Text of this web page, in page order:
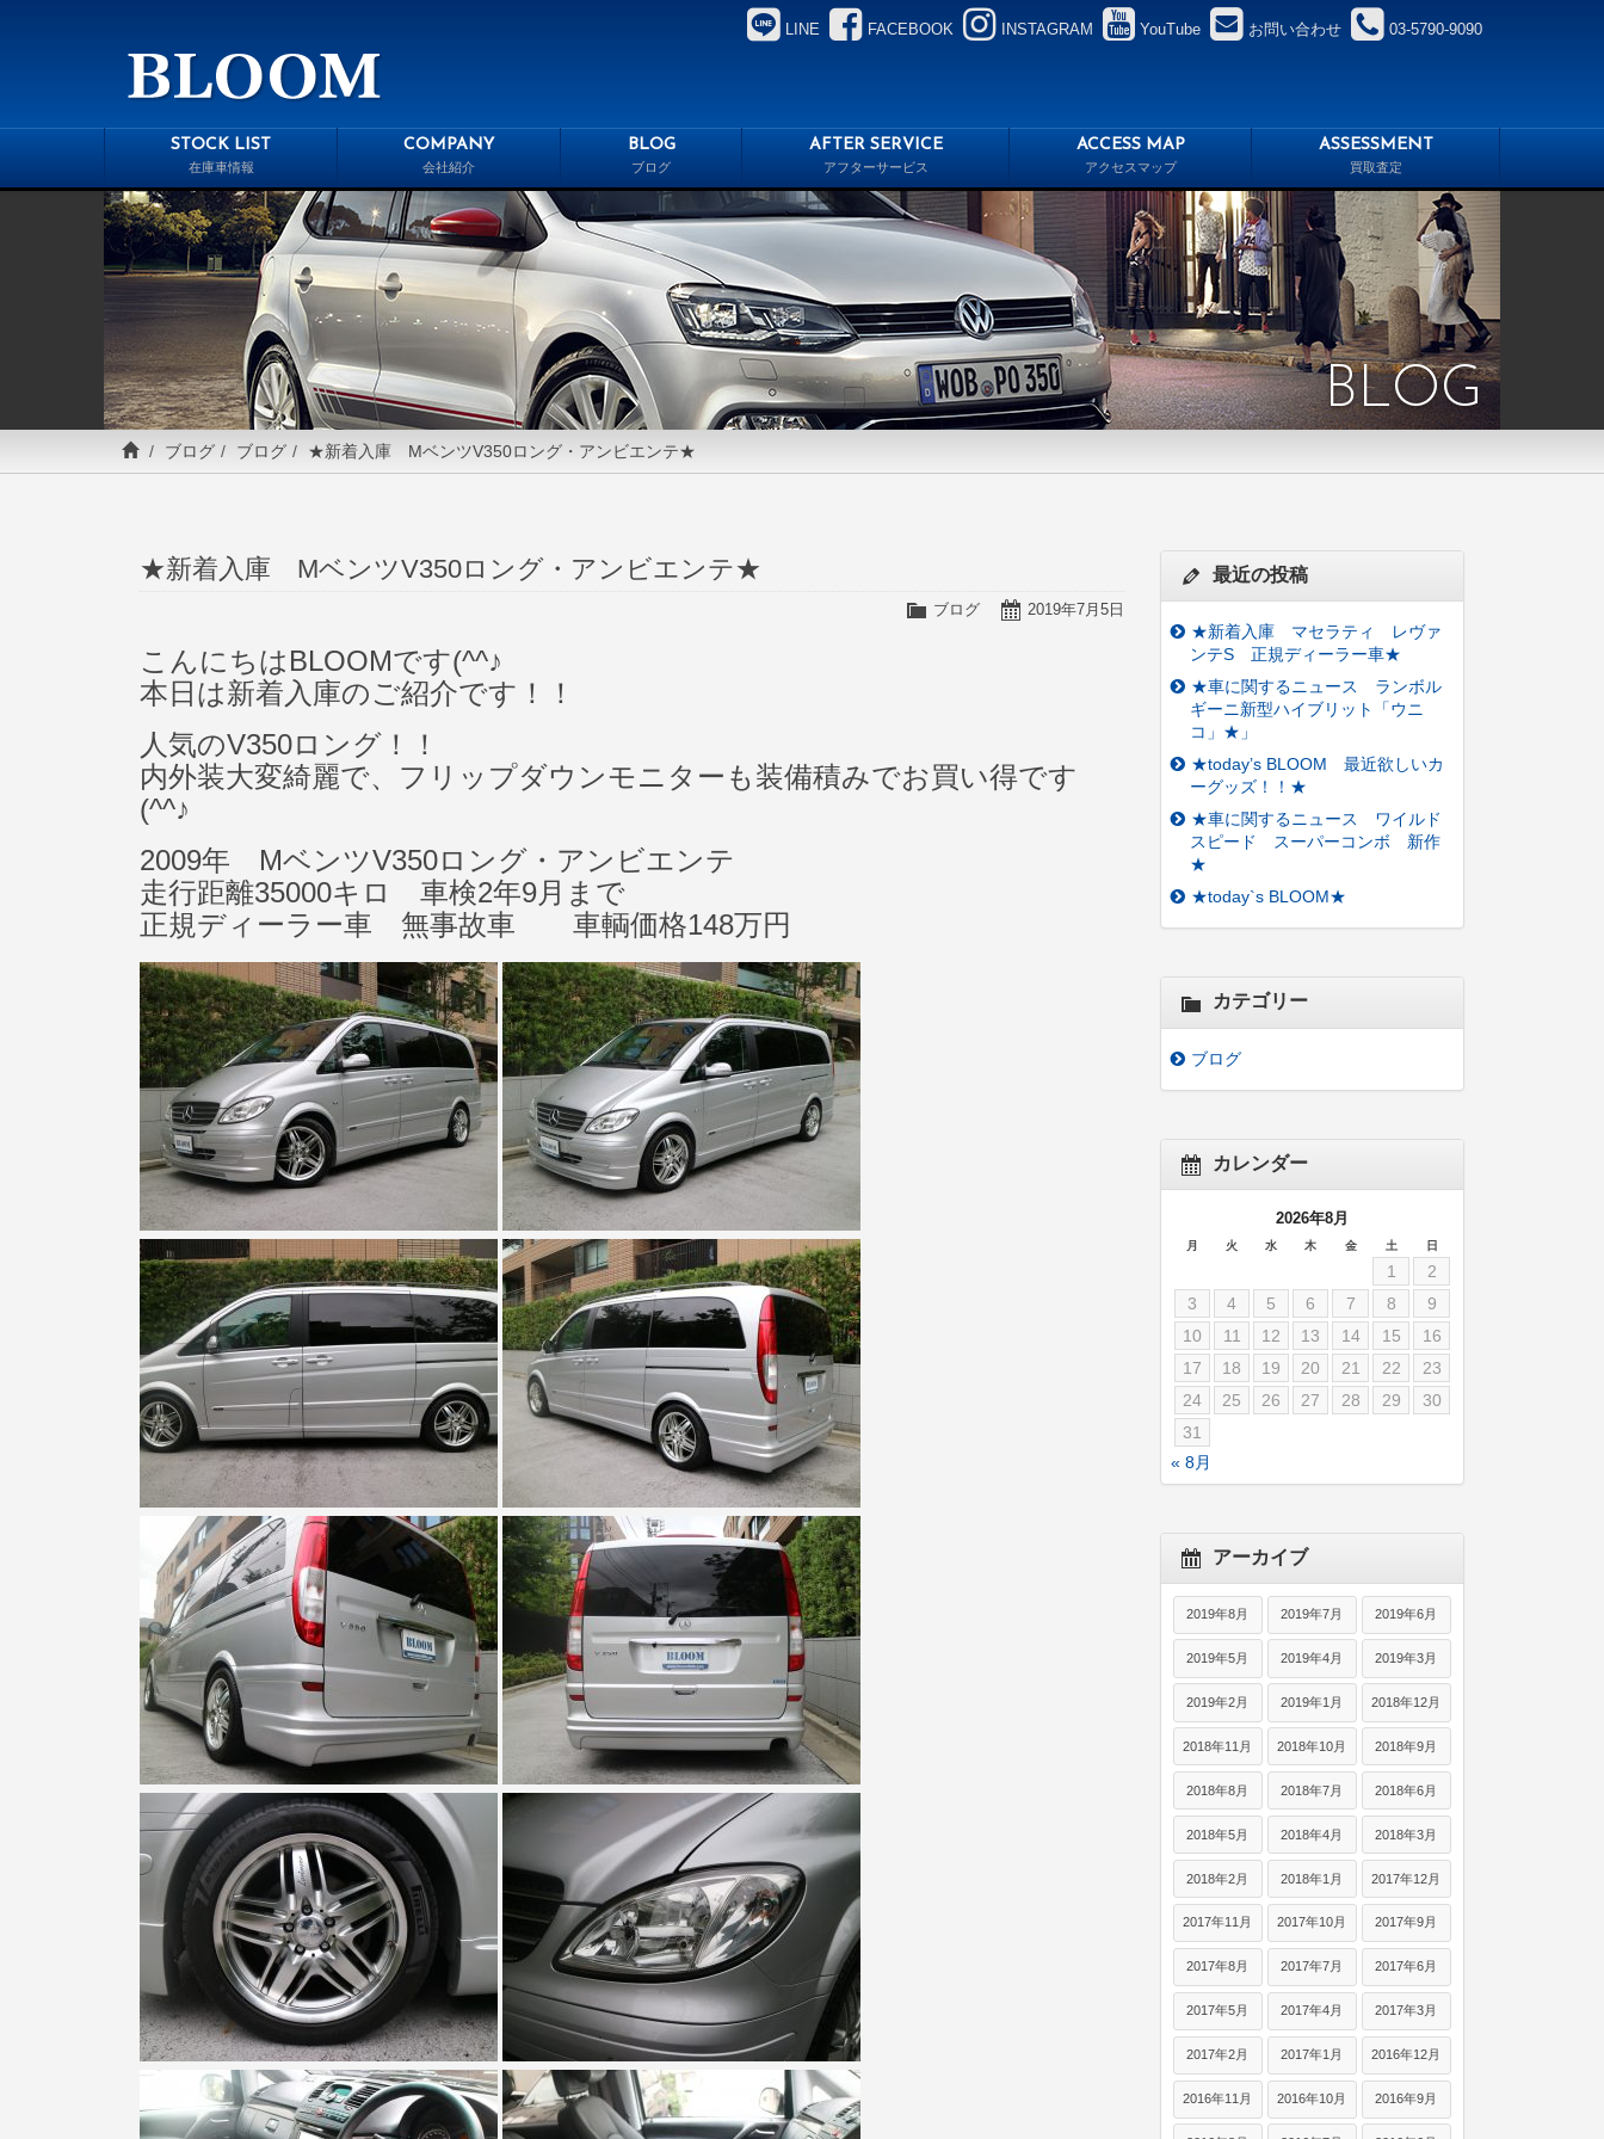
LINE FACEBOOK INSTAGRAM YouTube お問い合わせ 03-5790-9090
STOCK LIST
在庫車情報
COMPANY
会社紹介
BLOG
ブログ
AFTER SERVICE
アフターサービス
ACCESS MAP
アクセスマップ
ASSESSMENT
買取査定
BLOG
ブログ ブログ ★新着入庫 MベンツV350ロング・アンビエンテ★
★新着入庫 MベンツV350ロング・アンビエンテ★
2019年7月5日
ブログ
こんにちはBLOOMです(^^♪
本日は新着入庫のご紹介です！！
人気のV350ロング！！
内外装大変綺麗で、フリップダウンモニターも装備積みでお買い得です
(^^♪
2009年 MベンツV350ロング・アンビエンテ
走行距離35000キロ 車検2年9月まで
正規ディーラー車 無事故車 車輌価格148万円
最近の投稿
★新着入庫 マセラティ レヴァ
ンテS 正規ディーラー車★
★車に関するニュース ランボル
ギーニ新型ハイブリット「ウニ
コ」★」
★today’s BLOOM 最近欲しいカ
ーグッズ！！★
★車に関するニュース ワイルド
スピード スーパーコンボ 新作
★
★today`s BLOOM★
カテゴリー
ブログ
カレンダー
2026年8月
月 火 水 木 金 土 日
1
2
3
4 5 6 7 8
9
10
11 12 13 14 15
16
17
18 19 20 21 22
23
24
25 26 27 28 29
30
31
« 8月
アーカイブ
2019年8月 2019年7月 2019年6月
2019年5月 2019年4月 2019年3月
2019年2月 2019年1月 2018年12月
2018年11月 2018年10月 2018年9月
2018年8月 2018年7月 2018年6月
2018年5月 2018年4月 2018年3月
2018年2月 2018年1月 2017年12月
2017年11月 2017年10月 2017年9月
2017年8月 2017年7月 2017年6月
2017年5月 2017年4月 2017年3月
2017年2月 2017年1月 2016年12月
2016年11月 2016年10月 2016年9月